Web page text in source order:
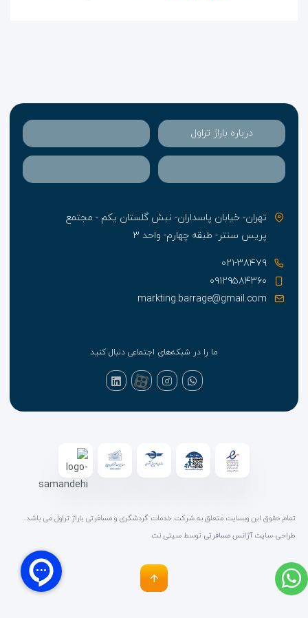
درباره باراژ تراول
تهران- خیابان پاسداران- نبش گلستان یکم - مجتمع
پریس سنتر- طبقه چهارم- واحد ۳
۰۲۱-۳۸۴۷۹
۰۹۱۲۹۵۸۴۳۶۰
markting.barrage@gmail.com
ما را در شبکه‌های اجتماعی دنبال کنید
تمام حقوق این وبسایت متعلق به شرکت خدمات گردشگری و مسافرتی باراژ تراول می باشد.
طراحی سایت آژانس مسافرتی توسط سیتی نت